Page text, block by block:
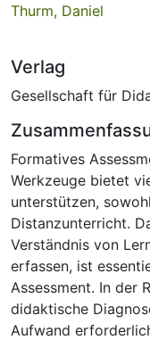
Thurm, Daniel
Verlag
Gesellschaft für
Formatives
Werkzeuge bietet
unterstützen,
Distanzunterricht.
Verständnis von
erfassen, ist
Assessment. In der
didaktische
Aufwand